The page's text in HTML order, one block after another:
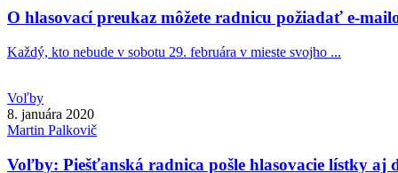
O hlasovací preukaz môžete radnicu požiadať e-
Každý, kto nebude v sobotu 29. februára v mieste svojho ...
Voľby
8. januára 2020
Martin Palkovič
Voľby: Piešťanská radnica pošle hlasovacie lístky aj